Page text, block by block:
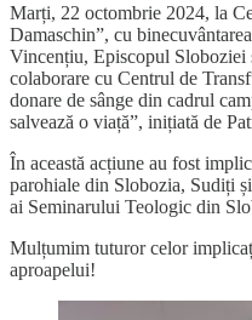
Marți, 22 octombrie 2024, la
Damaschin”, cu
Vincențiu, Episcopul Sloboziei
colaborare cu Centrul de
donare de sânge din cadrul
salvează o viață”, inițiată de
În această acțiune au fost
parohiale din Slobozia, Sudiți
ai Seminarului Teologic din
Mulțumim tuturor celor
aproapelui!